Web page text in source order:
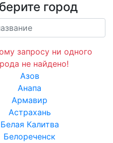
город
запросу ни одного
не найдено!
Азов
Анапа
Армавир
Астрахань
Белая Калитва
Белореченск